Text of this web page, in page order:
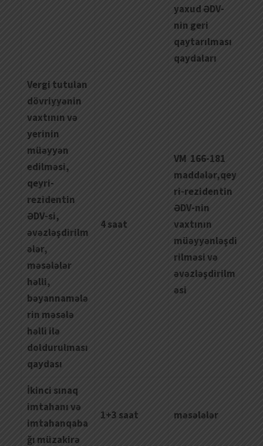
yaxud ƏDV-
nin geri
qaytarılması
qaydaları
Vergi tutulan
dövriyyənin
vaxtının və
yerinin
müəyyən
edilməsi,
qeyri-
rezidentin
ƏDV-si,
əvəzləşdirilm
ələr,
məsələlər
həlli,
bəyannamələ
rin məsələ
həlli ilə
doldurulması
qaydası
4 saat
VM 166-181
maddələr,qey
ri-rezidentin
ƏDV-nin
vaxtının
müəyyənləşdi
rilməsi və
əvəzləşdirilm
əsi
İkinci sınaq
imtahanı və
imtahanqaba
ğı müzakirə
1+3 saat məsələlər